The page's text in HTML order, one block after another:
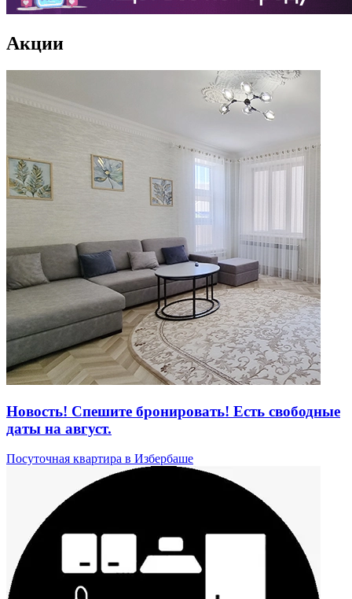
Акции
Новость! Спешите бронировать! Есть свободные
даты на август.
Посуточная квартира в Избербаше